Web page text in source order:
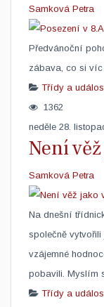
Samková Petra
​Předvánoční
zábava, co si víc
Třídy a
1362
neděle 28.
Není
Samková Petra
Na dnešní
společně
vzájemné
pobavili. Myslím
Třídy a